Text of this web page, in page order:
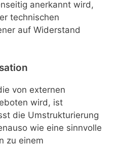
anerkannt wird,
technischen
auf Widerstand
von externen
wird, ist
die Umstrukturierung
wie eine sinnvolle
zu einem